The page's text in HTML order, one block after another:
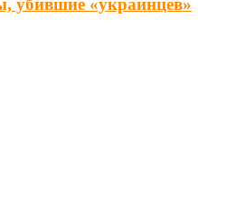
убившие «украинцев»